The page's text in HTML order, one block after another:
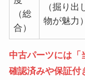
（総
合）
（掘り出
物が魅力）
中古パーツには「
確認済みや保証付